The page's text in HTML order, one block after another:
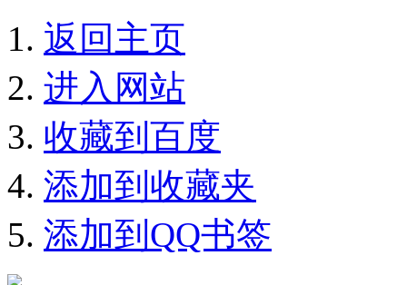
返回主页
进入网站
收藏到百度
添加到收藏夹
添加到QQ书签